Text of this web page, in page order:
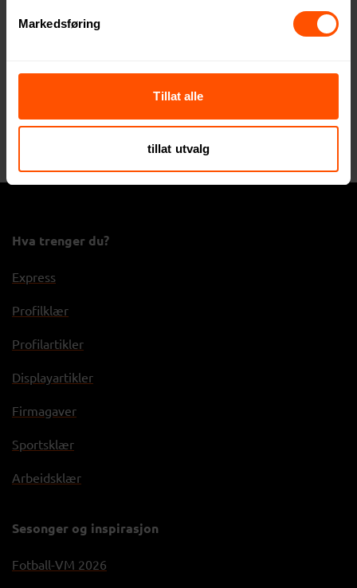
Markedsføring
Tillat alle
tillat utvalg
Cover
23 NOK
Hva trenger du?
Express
Profilklær
Profilartikler
Displayartikler
Firmagaver
Sportsklær
Arbeidsklær
Sesonger og inspirasjon
Fotball-VM 2026